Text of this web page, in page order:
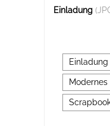
Einladung
Einladung
Modernes